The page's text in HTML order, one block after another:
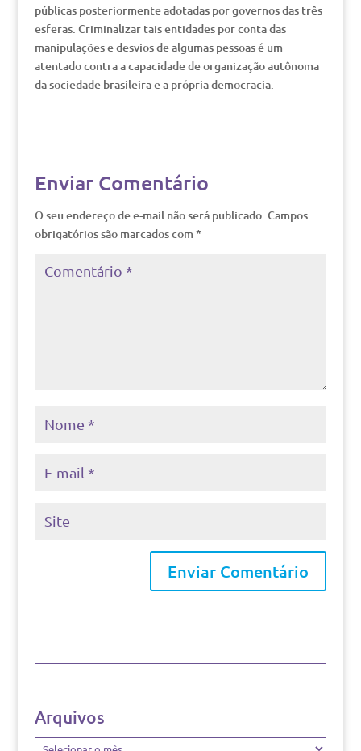
públicas posteriormente adotadas por governos das três
esferas. Criminalizar tais entidades por conta das
manipulações e desvios de algumas pessoas é um
atentado contra a capacidade de organização autônoma
da sociedade brasileira e a própria democracia.
Enviar Comentário
O seu endereço de e-mail não será publicado. Campos
obrigatórios são marcados com *
Arquivos
Arquivos